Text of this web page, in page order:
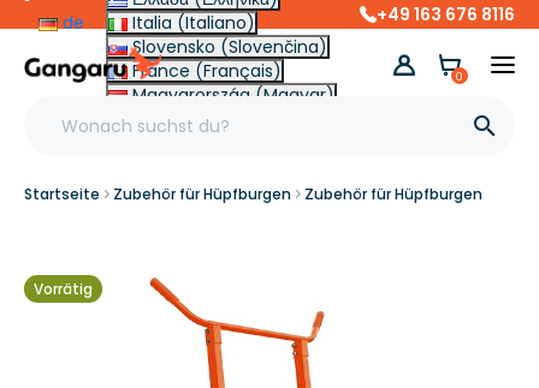
de
Italia (Italiano)
Slovensko (Slovenčina)
France (Français)
Magyarország (Magyar)
Other (English €)
+49 163 676 8116

0
Startseite Zubehör für Hüpfburgen Zubehör für Hüpfburgen
Vorrätig